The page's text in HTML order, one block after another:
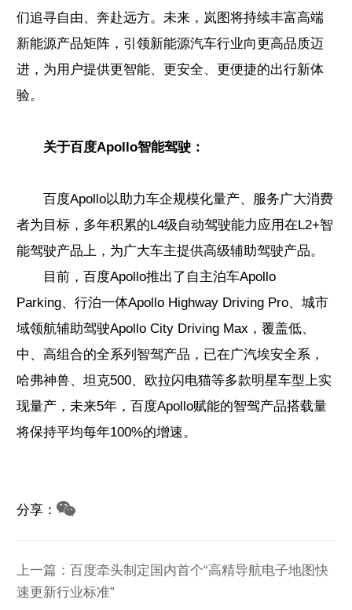
们追寻自由、奔赴远方。未来，岚图将持续丰富高端
新能源产品矩阵，引领新能源汽车行业向更高品质迈
进，为用户提供更智能、更安全、更便捷的出行新体
验。
关于百度Apollo智能驾驶：
百度Apollo以助力车企规模化量产、服务广大消费
者为目标，多年积累的L4级自动驾驶能力应用在L2+智
能驾驶产品上，为广大车主提供高级辅助驾驶产品。
目前，百度Apollo推出了自主泊车Apollo
Parking、行泊一体Apollo Highway Driving Pro、城市
域领航辅助驾驶Apollo City Driving Max，覆盖低、
中、高组合的全系列智驾产品，已在广汽埃安全系，
哈弗神兽、坦克500、欧拉闪电猫等多款明星车型上实
现量产，未来5年，百度Apollo赋能的智驾产品搭载量
将保持平均每年100%的增速。
分享：
上一篇：百度牵头制定国内首个“高精导航电子地图快
速更新行业标准”